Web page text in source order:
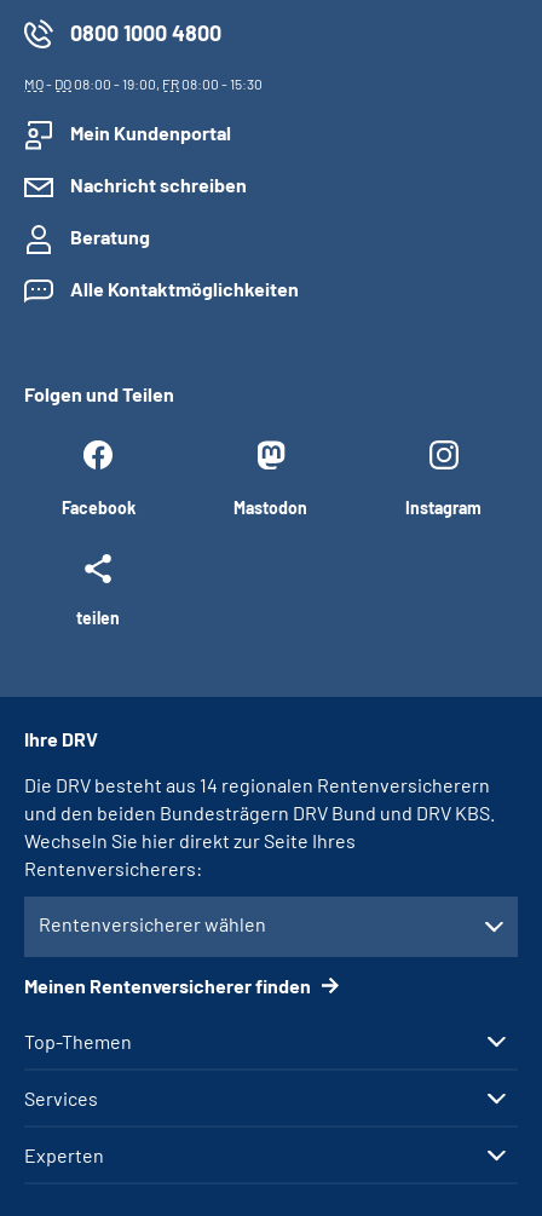
0800 1000 4800
MO- DO08:00 - 19:00, FR08:00 - 15:30
Mein Kundenportal
Nachricht schreiben
Beratung
Alle Kontaktmöglichkeiten
Folgen und Teilen
Facebook Mastodon Instagram
teilen
Top-Themen
Services
Experten
Ihre DRV
Die DRV besteht aus 14 regionalen Rentenversicherern
und den beiden Bundesträgern DRV Bund und DRV KBS.
Wechseln Sie hier direkt zur Seite Ihres
Rentenversicherers:
Rentenversicherer wählen
Meinen Rentenversicherer finden